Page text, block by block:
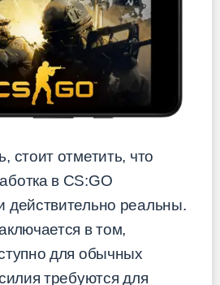
стоит отметить, что
в CS:GO
действительно реальны.
в том,
для обычных
требуются для